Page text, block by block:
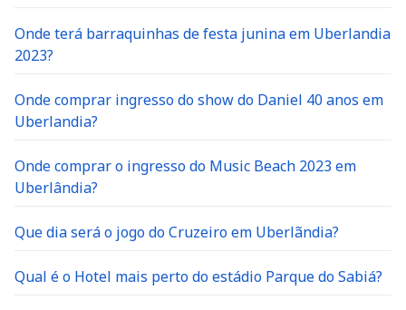
Onde terá barraquinhas de festa junina em Uberlandia
2023?
Onde comprar ingresso do show do Daniel 40 anos em
Uberlandia?
Onde comprar o ingresso do Music Beach 2023 em
Uberlândia?
Que dia será o jogo do Cruzeiro em Uberlãndia?
Qual é o Hotel mais perto do estádio Parque do Sabiá?